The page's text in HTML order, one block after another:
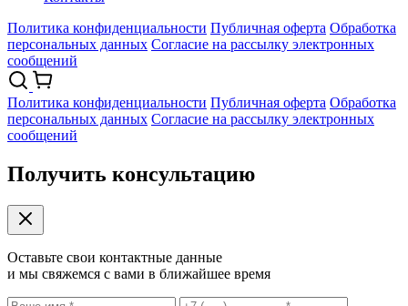
Политика конфиденциальности Публичная оферта Обработка
персональных данных Согласие на рассылку электронных
сообщений
Политика конфиденциальности Публичная оферта Обработка
персональных данных Согласие на рассылку электронных
сообщений
Получить консультацию
Оставьте свои контактные данные
и мы свяжемся с вами в ближайшее время